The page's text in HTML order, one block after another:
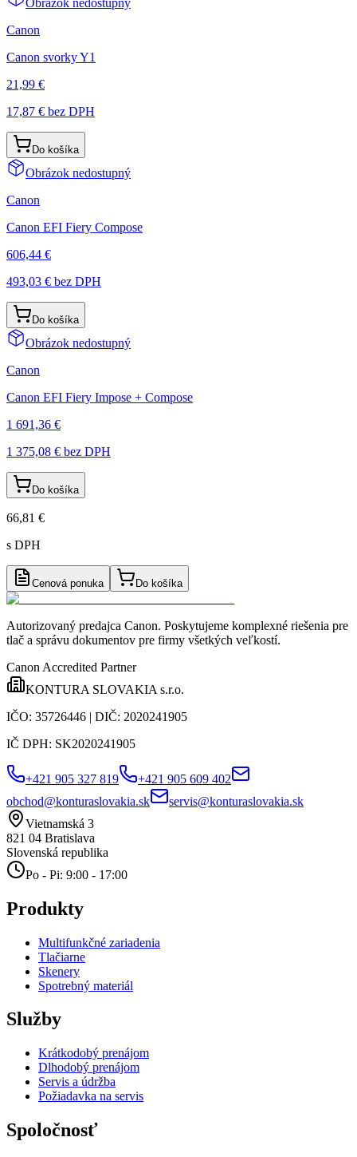
Canon
Canon svorky Y1
21,99 €
17,87 € bez DPH
Do košíka
Obrázok nedostupný
Canon
Canon EFI Fiery Compose
606,44 €
493,03 € bez DPH
Do košíka
Obrázok nedostupný
Canon
Canon EFI Fiery Impose + Compose
1 691,36 €
1 375,08 € bez DPH
Do košíka
66,81 €
s DPH
Cenová ponuka Do košíka
Autorizovaný predajca Canon. Poskytujeme komplexné riešenia pre
tlač a správu dokumentov pre firmy všetkých veľkostí.
Canon Accredited Partner
KONTURA SLOVAKIA s.r.o.
IČO: 35726446 | DIČ: 2020241905
IČ DPH: SK2020241905
+421 905 327 819
+421 905 609 402
obchod@konturaslovakia.sk
servis@konturaslovakia.sk
Vietnamská 3
821 04 Bratislava
Slovenská republika
Po - Pi: 9:00 - 17:00
Produkty
Multifunkčné zariadenia
Tlačiarne
Skenery
Spotrebný materiál
Služby
Krátkodobý prenájom
Dlhodobý prenájom
Servis a údržba
Požiadavka na servis
Spoločnosť